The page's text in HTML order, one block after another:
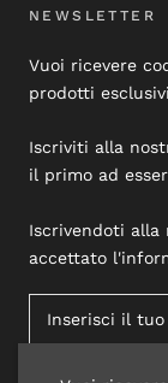
NEWSLETTER
Vuoi ricevere
prodotti
Iscriviti alla
il primo ad
Iscrivendoti
accettato